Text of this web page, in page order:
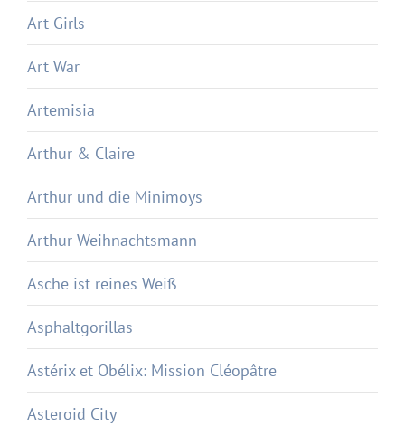
Art Girls
Art War
Artemisia
Arthur & Claire
Arthur und die Minimoys
Arthur Weihnachtsmann
Asche ist reines Weiß
Asphaltgorillas
Astérix et Obélix: Mission Cléopâtre
Asteroid City